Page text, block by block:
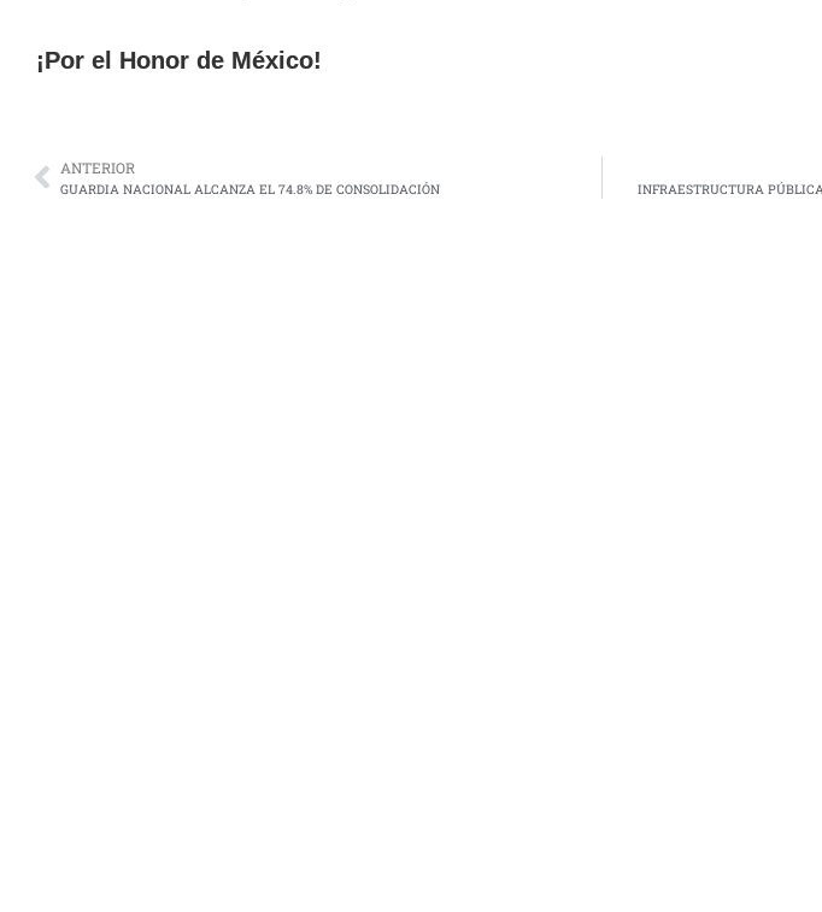
¡Por el Honor de México!
ANTERIOR
GUARDIA NACIONAL ALCANZA EL 74.8% DE CONSOLIDACIÓN INFRAESTRUCTURA